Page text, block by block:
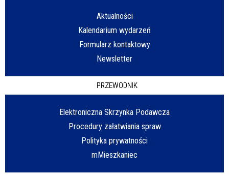
Aktualności
Kalendarium wydarzeń
Formularz kontaktowy
Newsletter
PRZEWODNIK
Elektroniczna Skrzynka Podawcza
Procedury załatwiania spraw
Polityka prywatności
mMieszkaniec